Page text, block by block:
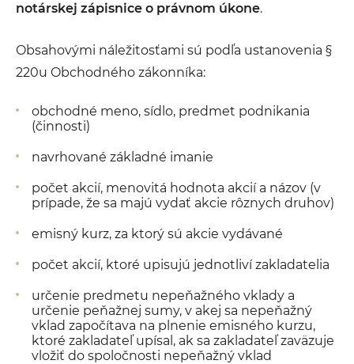
notárskej zápisnice o právnom úkone.
Obsahovými náležitosťami sú podľa ustanovenia §
220u Obchodného zákonníka:
obchodné meno, sídlo, predmet podnikania
(činnosti)
navrhované základné imanie
počet akcií, menovitá hodnota akcií a názov (v
prípade, že sa majú vydať akcie rôznych druhov)
emisný kurz, za ktorý sú akcie vydávané
počet akcií, ktoré upisujú jednotliví zakladatelia
určenie predmetu nepeňažného vklady a
určenie peňažnej sumy, v akej sa nepeňažný
vklad započítava na plnenie emisného kurzu,
ktoré zakladateľ upísal, ak sa zakladateľ zaväzuje
vložiť do spoločnosti nepeňažný vklad